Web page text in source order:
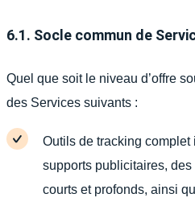
6.1. Socle commun de
Quel que soit le niveau d’offre
des Services suivants :
Outils de tracking
supports publicitaires,
courts et profonds, ainsi